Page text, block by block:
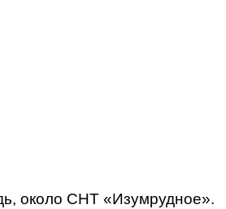
около СНТ «Изумрудное».